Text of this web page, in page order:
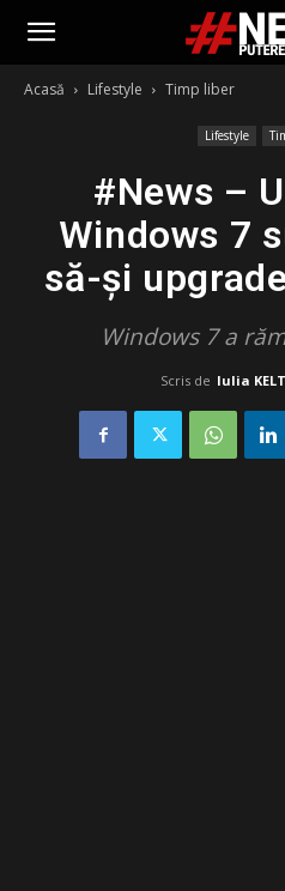
Acasă Lifestyle Timp liber
Lifestyle
#News –
Windows 7
să-și
Windows 7 a
Scris de Iulia KELT